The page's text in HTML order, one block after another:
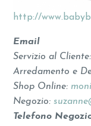
http://
Email
Servizio al Cliente:
Arredamento e
Shop Online:
Negozio:
Telefono